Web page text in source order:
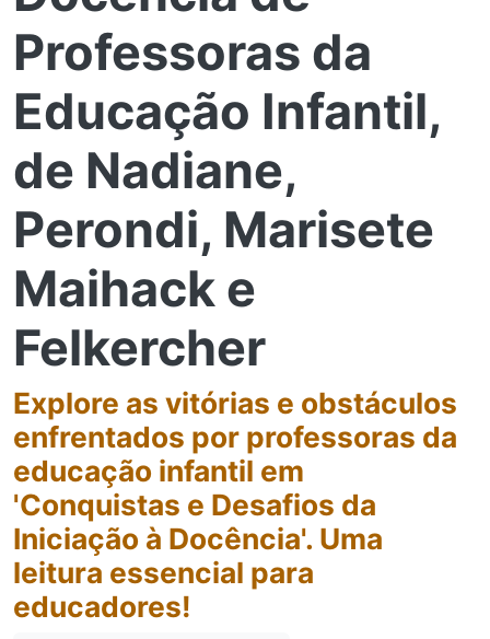
Professoras da
Educação Infantil,
de Nadiane,
Perondi, Marisete
Maihack e
Felkercher
Explore as vitórias e obstáculos
enfrentados por professoras da
educação infantil em
'Conquistas e Desafios da
Iniciação à Docência'. Uma
leitura essencial para
educadores!